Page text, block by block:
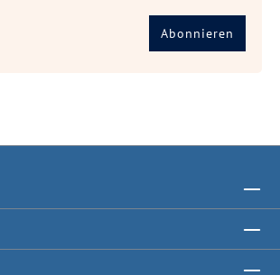
Abonnieren